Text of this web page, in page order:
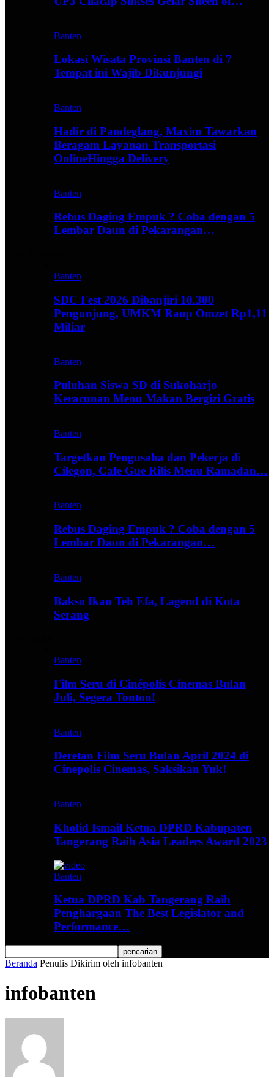
Banten
Lokasi Wisata Provinsi Banten di 7
Tempat ini Wajib Dikunjungi
Banten
Hadir di Pandeglang, Maxim Tawarkan
Beragam Layanan Transportasi
OnlineHingga Delivery
Banten
Rebus Daging Empuk ? Coba dengan 5
Lembar Daun di Pekarangan…
Banten
SDC Fest 2026 Dibanjiri 10.300
Pengunjung, UMKM Raup Omzet Rp1,11
Miliar
Banten
Puluhan Siswa SD di Sukoharjo
Keracunan Menu Makan Bergizi Gratis
Banten
Targetkan Pengusaha dan Pekerja di
Cilegon, Cafe Gue Rilis Menu Ramadan…
Banten
Rebus Daging Empuk ? Coba dengan 5
Lembar Daun di Pekarangan…
Banten
Bakso Ikan Teh Efa, Lagend di Kota
Serang
Banten
Film Seru di Cinépolis Cinemas Bulan
Juli, Segera Tonton!
Banten
Deretan Film Seru Bulan April 2024 di
Cinepolis Cinemas, Saksikan Yuk!
Banten
Kholid Ismail Ketua DPRD Kabupaten
Tangerang Raih Asia Leaders Award 2023
Banten
Ketua DPRD Kab Tangerang Raih
Penghargaan The Best Legislator and
Performance…
Beranda Penulis Dikirim oleh infobanten
infobanten